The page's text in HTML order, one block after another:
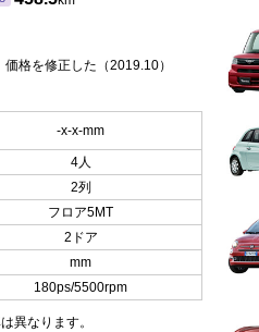
格を修正した（2019.10）
-x-x-mm
4人
2列
フロア5MT
2ドア
mm
180ps/5500rpm
異なります。